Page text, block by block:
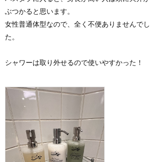
ぶつかると思います。
女性普通体型なので、全く不便ありませんでし
た。
シャワーは取り外せるので使いやすかった！